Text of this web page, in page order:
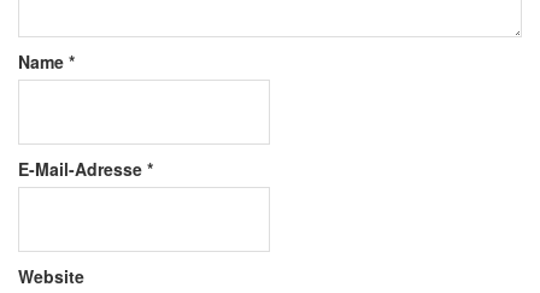
Name *
E-Mail-Adresse *
Website